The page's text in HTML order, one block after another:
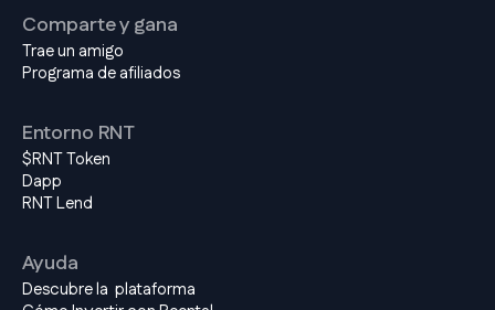
Comparte y gana
Trae un amigo
Programa de afiliados
Entorno RNT
$RNT Token
Dapp
RNT Lend
Ayuda
Descubre la plataforma